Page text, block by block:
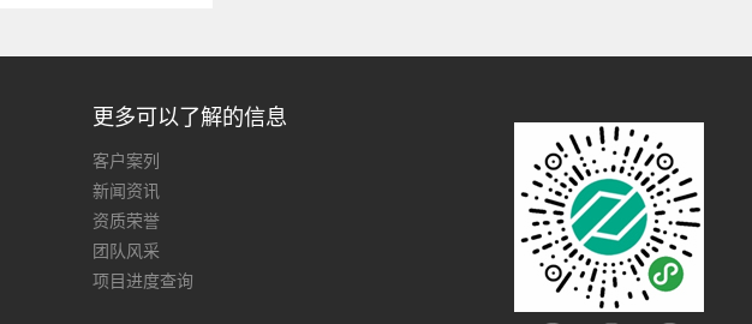
更多可以了解的信息
客户案列
新闻资讯
资质荣誉
团队风采
项目进度查询